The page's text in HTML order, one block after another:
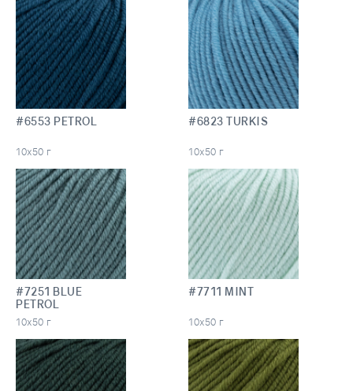
#6553 PETROL
10х50 г
#6823 TURKIS
10х50 г
#7251 BLUE
PETROL
10х50 г
#7711 MINT
10х50 г